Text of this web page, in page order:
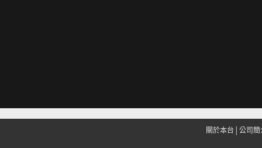
關於本台 公司簡